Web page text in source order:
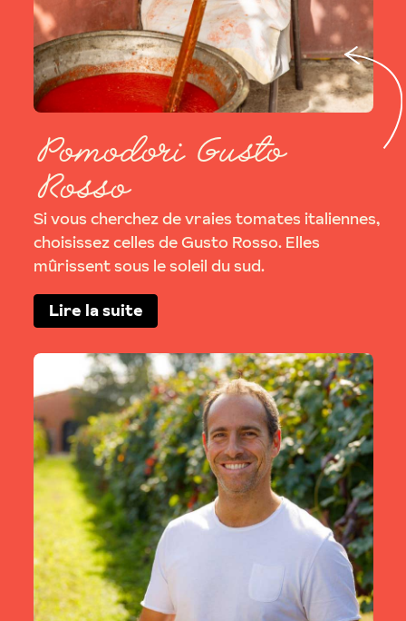
Pomodori Gusto
Rosso
Si vous cherchez de vraies tomates italiennes,
choisissez celles de Gusto Rosso. Elles
mûrissent sous le soleil du sud.
Lire la suite